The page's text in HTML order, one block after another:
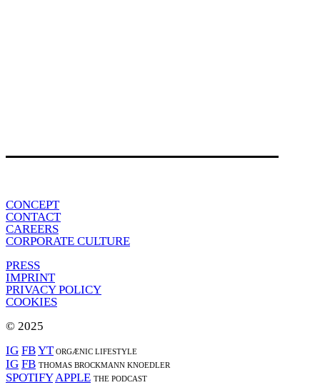
CONCEPT
CONTACT
CAREERS
CORPORATE CULTURE
PRESS
IMPRINT
PRIVACY POLICY
COOKIES
© 2025
IG FBYTORGÆNIC LIFESTYLE
IG FB THOMAS BROCKMANN KNOEDLER
SPOTIFY APPLE THE PODCAST